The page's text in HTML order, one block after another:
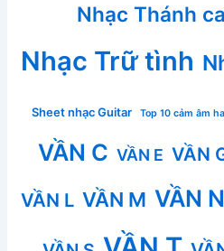
Nhạc Thánh ca
Nhạc Trữ tình
Sheet nhạc Guitar Top 10 cảm âm
VẦN C VẦN E VẦN
VẦN L VẦN M VẦN N